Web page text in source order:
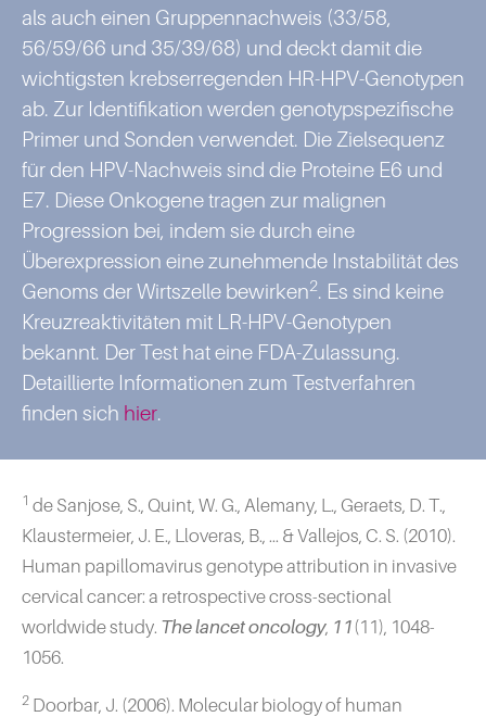
als auch einen Gruppennachweis (33/58,
56/59/66 und 35/39/68) und deckt damit die
wichtigsten krebserregenden HR-HPV-Genotypen
ab. Zur Identifikation werden genotypspezifische
Primer und Sonden verwendet. Die Zielsequenz
für den HPV-Nachweis sind die Proteine E6 und
E7. Diese Onkogene tragen zur malignen
Progression bei, indem sie durch eine
Überexpression eine zunehmende Instabilität des
Genoms der Wirtszelle bewirken2. Es sind keine
Kreuzreaktivitäten mit LR-HPV-Genotypen
bekannt. Der Test hat eine FDA-Zulassung.
Detaillierte Informationen zum Testverfahren
finden sich hier.
1 de Sanjose, S., Quint, W. G., Alemany, L., Geraets, D. T.,
Klaustermeier, J. E., Lloveras, B., ... & Vallejos, C. S. (2010).
Human papillomavirus genotype attribution in invasive
cervical cancer: a retrospective cross-sectional
worldwide study. The lancet oncology, 11(11), 1048-
1056.
2 Doorbar, J. (2006). Molecular biology of human